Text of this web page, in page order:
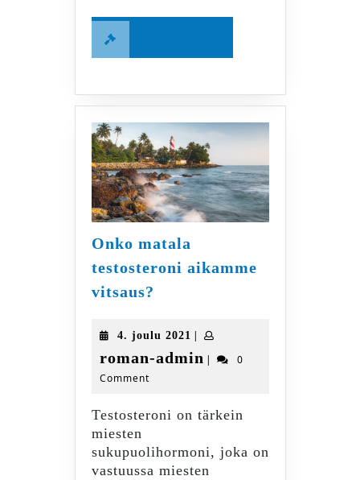
More
Onko matala
testosteroni aikamme
vitsaus?
aikamme
vitsaus?
4. joulu 2021 4.
joulu
|
roman-admin roman-
|
0
Comment
Testosteroni on tärkein
miesten
sukupuolihormoni, joka on
vastuussa miesten